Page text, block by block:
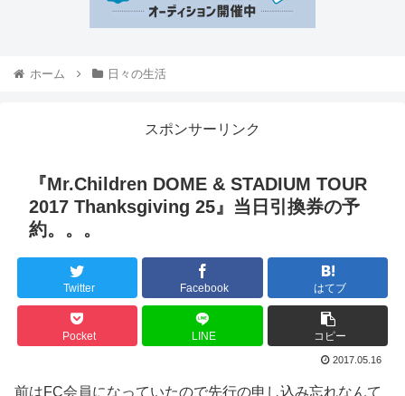
ホーム 日々の生活
スポンサーリンク
『Mr.Children DOME & STADIUM TOUR
2017 Thanksgiving 25』当日引換券の予
約。。。
Twitter Facebook はてブ
Pocket LINE コピー
2017.05.16
前はFC会員になっていたので先行の申し込み忘れなんて